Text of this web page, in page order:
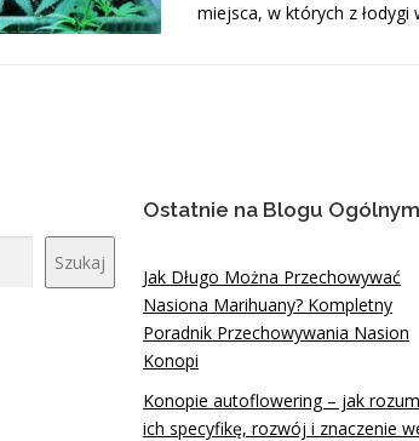
miejsca, w których z łodygi
Szukaj
Ostatnie na Blogu
Jak Długo Można Przechowywać
Nasiona Marihuany? Kompletny
Poradnik Przechowywania Nasion
Konopi
Konopie autoflowering – jak
ich specyfikę, rozwój i znaczenie